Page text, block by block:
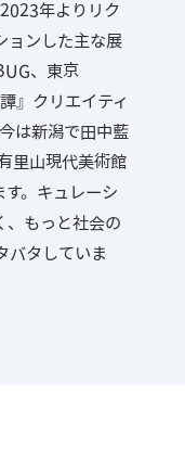
年よりリク
ョンした主な展
、東京
』クリエイティ
は新潟で田中藍
里山現代美術館
。キュレーシ
、もっと社会の
バタしていま